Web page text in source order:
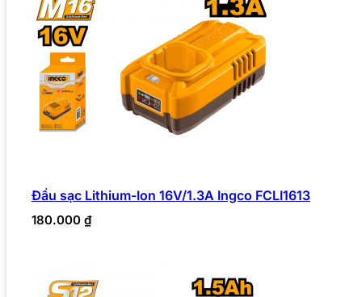
Đầu sạc Lithium-Ion 16V/1.3A Ingco FCLI1613
180.000 ₫